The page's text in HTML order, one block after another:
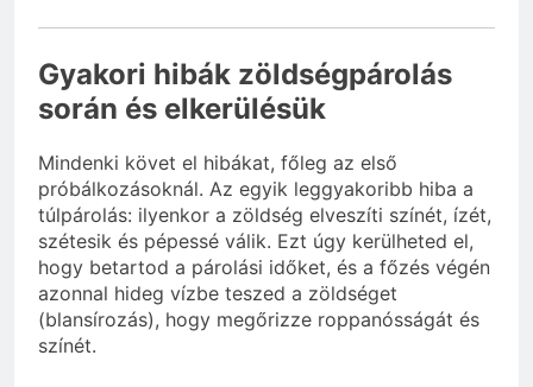
Gyakori hibák zöldségpárolás
során és elkerülésük
Mindenki követ el hibákat, főleg az első
próbálkozásoknál. Az egyik leggyakoribb hiba a
túlpárolás: ilyenkor a zöldség elveszíti színét, ízét,
szétesik és pépessé válik. Ezt úgy kerülheted el,
hogy betartod a párolási időket, és a főzés végén
azonnal hideg vízbe teszed a zöldséget
(blansírozás), hogy megőrizze roppanósságát és
színét.